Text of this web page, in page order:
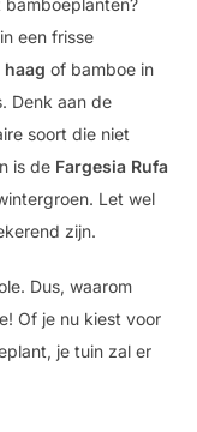
bamboeplanten?
een frisse
haag of bamboe in
Denk aan de
soort die niet
is de Fargesia Rufa
Let wel
zijn.
Dus, waarom
Of je nu kiest voor
je tuin zal er